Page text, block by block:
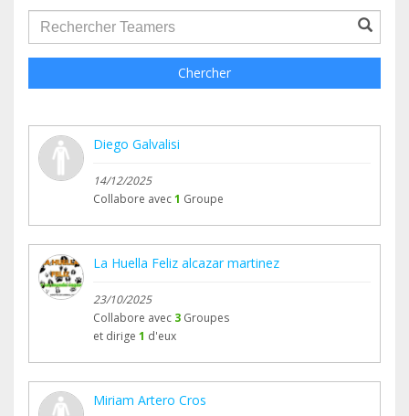
groupProfile.searchForm.search.text???
Chercher
Diego Galvalisi
14/12/2025
Collabore avec1 Groupe
La Huella Feliz alcazar martinez
23/10/2025
Collabore avec 3 Groupes
et dirige 1 d'eux
Miriam Artero Cros